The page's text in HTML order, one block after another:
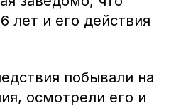
лет и его действия
побывали на
осмотрели его и